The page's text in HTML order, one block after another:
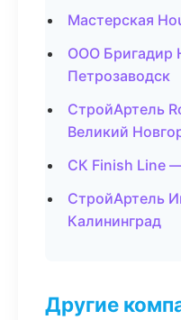
Мастерская
ООО Бригадир
Петрозаводск
СтройАртель
Великий
СК Finish Line
СтройАртель
Калининград
Другие